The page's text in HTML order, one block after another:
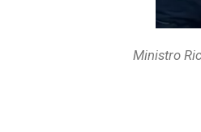
Ministro